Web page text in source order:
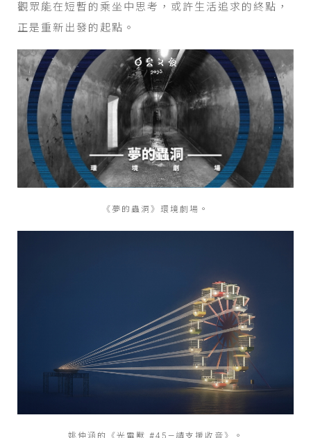
觀眾能在短暫的乘坐中思考，或許生活追求的終點，
正是重新出發的起點。
《夢的蟲洞》環境劇場。